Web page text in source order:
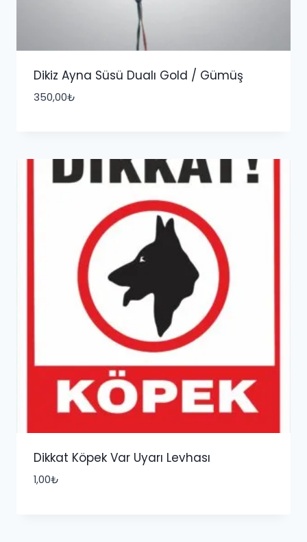
Dikiz Ayna Süsü Dualı Gold / Gümüş
350,00₺
Dikkat Köpek Var Uyarı Levhası
1,00₺